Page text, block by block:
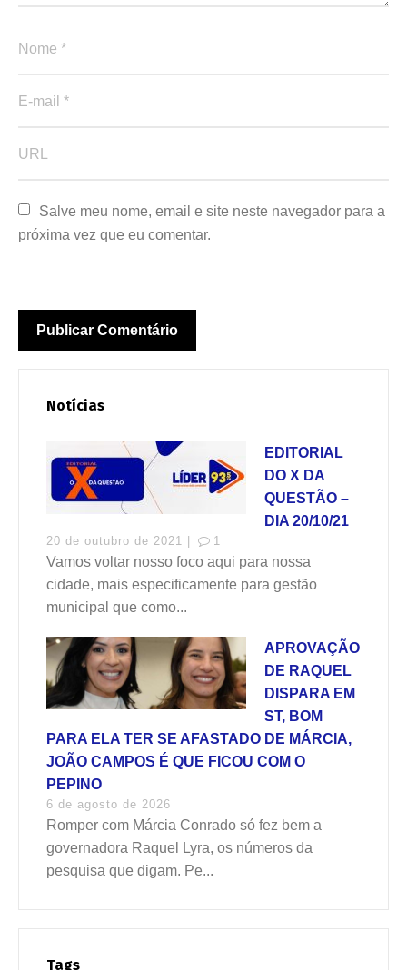
Salve meu nome, email e site neste navegador para a
próxima vez que eu comentar.
Notícias
EDITORIAL
DO X DA
QUESTÃO –
DIA 20/10/21
20 de outubro de 2021 | 1
Vamos voltar nosso foco aqui para nossa
cidade, mais especificamente para gestão
municipal que como...
APROVAÇÃO
DE RAQUEL
DISPARA EM
ST, BOM
PARA ELA TER SE AFASTADO DE MÁRCIA,
JOÃO CAMPOS É QUE FICOU COM O
PEPINO
6 de agosto de 2026
Romper com Márcia Conrado só fez bem a
governadora Raquel Lyra, os números da
pesquisa que digam. Pe...
Tags